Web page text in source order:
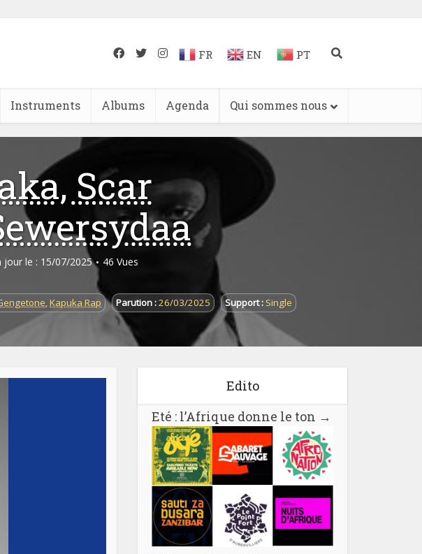
FR EN PT
Instruments Albums Agenda Qui sommes nous
Scar
jour le : 15/07/2025 46 Vues
,Kapuka Rap Parution :26/03/2025 Support : Single
Edito
Eté : l’Afrique donne le ton →